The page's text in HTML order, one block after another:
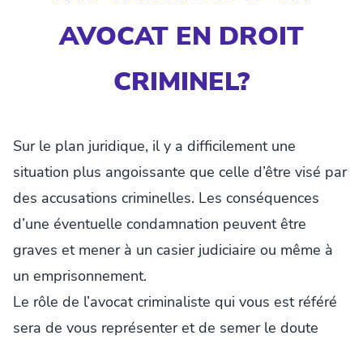
AVOCAT EN DROIT
CRIMINEL?
Sur le plan juridique, il y a difficilement une
situation plus angoissante que celle d’être visé par
des accusations criminelles. Les conséquences
d’une éventuelle condamnation peuvent être
graves et mener à un casier judiciaire ou même à
un emprisonnement.
Le rôle de l’avocat criminaliste qui vous est référé
sera de vous représenter et de semer le doute